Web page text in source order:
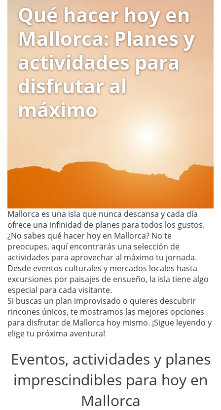
Qué hacer hoy en
Mallorca: Planes y
actividades para
disfrutar al
máximo
Mallorca es una isla que nunca descansa y cada día
ofrece una infinidad de planes para todos los gustos.
¿No sabes qué hacer hoy en Mallorca? No te
preocupes, aquí encontrarás una selección de
actividades para aprovechar al máximo tu jornada.
Desde eventos culturales y mercados locales hasta
excursiones por paisajes de ensueño, la isla tiene algo
especial para cada visitante.
Si buscas un plan improvisado o quieres descubrir
rincones únicos, te mostramos las mejores opciones
para disfrutar de Mallorca hoy mismo. ¡Sigue leyendo y
elige tu próxima aventura!
Eventos, actividades y planes
imprescindibles para hoy en
Mallorca